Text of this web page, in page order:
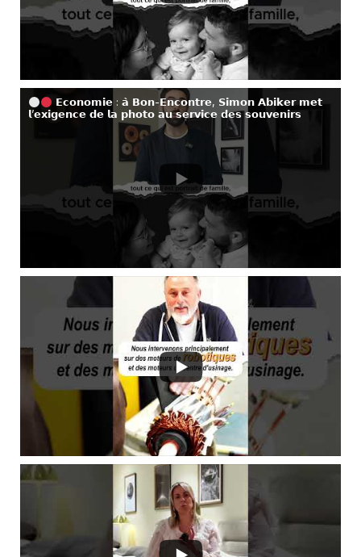
𝗘𝗰𝗼𝗻𝗼𝗺𝗶𝗲 : 𝗮̀ 𝗕𝗼𝗻-𝗘𝗻𝗰𝗼𝗻𝘁𝗿𝗲, 𝗦𝗶𝗺𝗼𝗻 𝗔𝗯𝗶𝗸𝗲𝗿 𝗺𝗲𝘁
𝗹’𝗲𝘅𝗶𝗴𝗲𝗻𝗰𝗲 𝗱𝗲 𝗹𝗮 𝗽𝗵𝗼𝘁𝗼 𝗮𝘂 𝘀𝗲𝗿𝘃𝗶𝗰𝗲 𝗱𝗲𝘀 𝘀𝗼𝘂𝘃𝗲𝗻𝗶𝗿𝘀